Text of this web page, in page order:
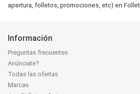
apertura, folletos, promociones, etc) en
Información
Preguntas frecuentes
Anúnciate?
Todas las ofertas
Marcas